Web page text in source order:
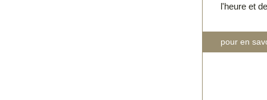
l'heure et
pour en